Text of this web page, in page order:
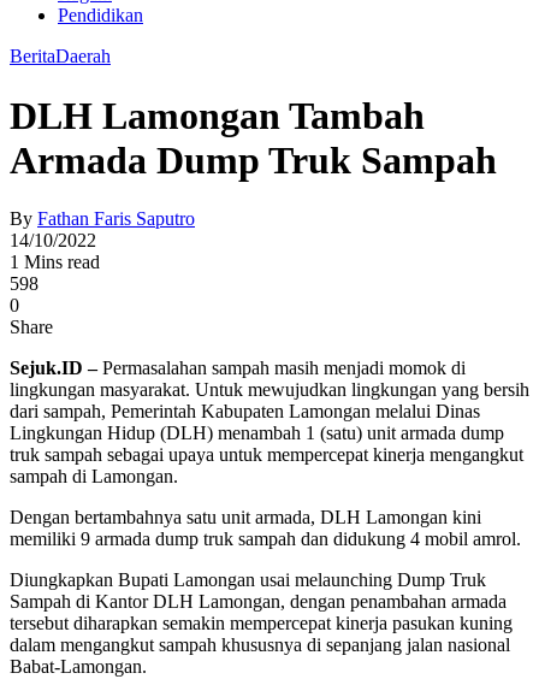
Pendidikan
BeritaDaerah
DLH Lamongan Tambah
Armada Dump Truk Sampah
By Fathan Faris Saputro
14/10/2022
1 Mins read
598
0
Share
Sejuk.ID –Permasalahan sampah masih menjadi momok di
lingkungan masyarakat. Untuk mewujudkan lingkungan yang bersih
dari sampah, Pemerintah Kabupaten Lamongan melalui Dinas
Lingkungan Hidup (DLH) menambah 1 (satu) unit armada dump
truk sampah sebagai upaya untuk mempercepat kinerja mengangkut
sampah di Lamongan.
Dengan bertambahnya satu unit armada, DLH Lamongan kini
memiliki 9 armada dump truk sampah dan didukung 4 mobil amrol.
Diungkapkan Bupati Lamongan usai melaunching Dump Truk
Sampah di Kantor DLH Lamongan, dengan penambahan armada
tersebut diharapkan semakin mempercepat kinerja pasukan kuning
dalam mengangkut sampah khususnya di sepanjang jalan nasional
Babat-Lamongan.